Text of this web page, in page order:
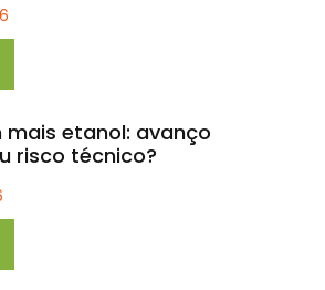
mais etanol: avanço
risco técnico?